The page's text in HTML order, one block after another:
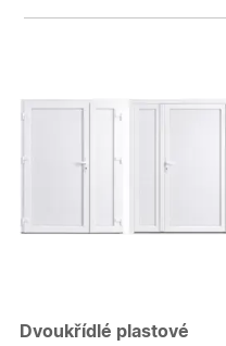
Dvoukřídlé plastové